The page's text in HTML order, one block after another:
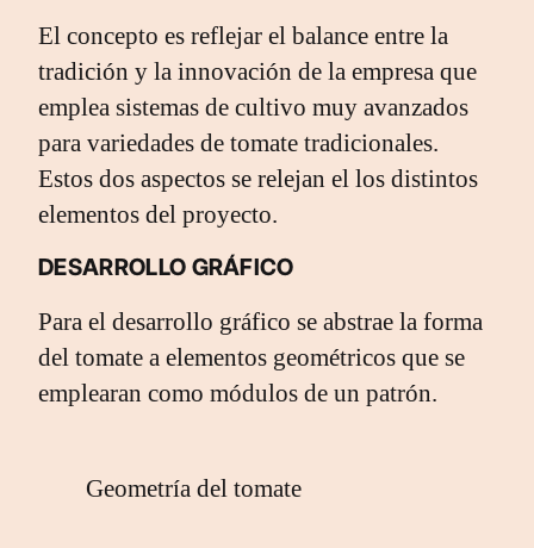
El concepto es reflejar el balance entre la
tradición y la innovación de la empresa que
emplea sistemas de cultivo muy avanzados
para variedades de tomate tradicionales.
Estos dos aspectos se relejan el los distintos
elementos del proyecto.
DESARROLLO GRÁFICO
Para el desarrollo gráfico se abstrae la forma
del tomate a elementos geométricos que se
emplearan como módulos de un patrón.
Geometría del tomate